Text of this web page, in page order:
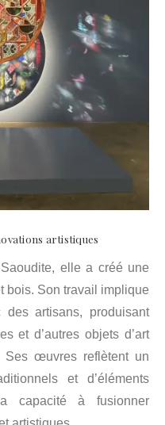
artistiques
elle a créé une
bois. Son travail implique
artisans, produisant
et d’autres objets d’art
Ses œuvres reflètent un
et d’éléments
capacité à fusionner